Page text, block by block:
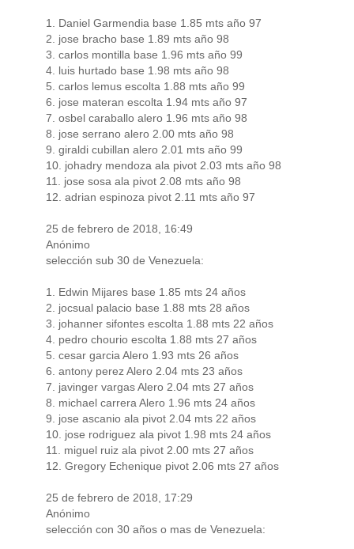
1. Daniel Garmendia base 1.85 mts año 97
2. jose bracho base 1.89 mts año 98
3. carlos montilla base 1.96 mts año 99
4. luis hurtado base 1.98 mts año 98
5. carlos lemus escolta 1.88 mts año 99
6. jose materan escolta 1.94 mts año 97
7. osbel caraballo alero 1.96 mts año 98
8. jose serrano alero 2.00 mts año 98
9. giraldi cubillan alero 2.01 mts año 99
10. johadry mendoza ala pivot 2.03 mts año 98
11. jose sosa ala pivot 2.08 mts año 98
12. adrian espinoza pivot 2.11 mts año 97
25 de febrero de 2018, 16:49
Anónimo
selección sub 30 de Venezuela:
1. Edwin Mijares base 1.85 mts 24 años
2. jocsual palacio base 1.88 mts 28 años
3. johanner sifontes escolta 1.88 mts 22 años
4. pedro chourio escolta 1.88 mts 27 años
5. cesar garcia Alero 1.93 mts 26 años
6. antony perez Alero 2.04 mts 23 años
7. javinger vargas Alero 2.04 mts 27 años
8. michael carrera Alero 1.96 mts 24 años
9. jose ascanio ala pivot 2.04 mts 22 años
10. jose rodriguez ala pivot 1.98 mts 24 años
11. miguel ruiz ala pivot 2.00 mts 27 años
12. Gregory Echenique pivot 2.06 mts 27 años
25 de febrero de 2018, 17:29
Anónimo
selección con 30 años o mas de Venezuela: